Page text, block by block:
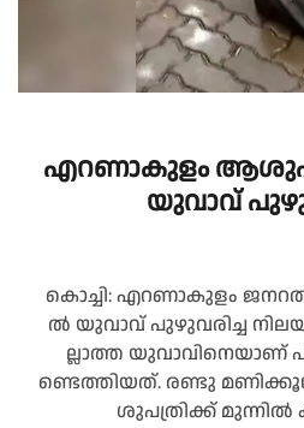
എ​റ​ണാ​കു​ളം
യു​വാ​വ്
കൊ​ച്ചി: എ​റ​ണാ​കു​ളം
ല്‍ യു​വാ​വ് പു​ഴു​വ​രി​ച്ച
ല്ലാ​ത്ത യു​വാ​വി​നെ​യാ​ണ്
ണ്ടെ​ത്തി​യ​ത്. ര​ണ്ടു
ശു​പ​ത്രി​ക്ക് മു​ന്നി​ല്‍